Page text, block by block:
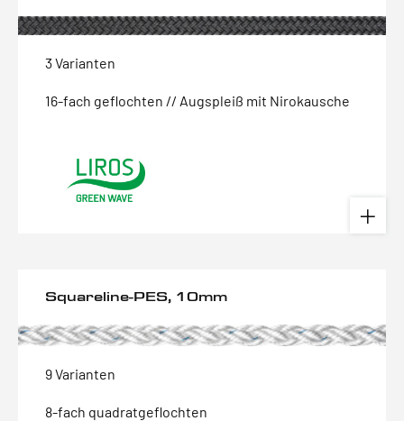
3 Varianten
16-fach geflochten // Augspleiß mit Nirokausche
Squareline-PES, 10mm
9 Varianten
8-fach quadratgeflochten